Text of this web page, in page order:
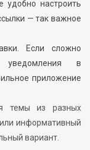
удобно настроить
— так важное
Если сложно
уведомления в
приложение
темы из разных
информативный
вариант.